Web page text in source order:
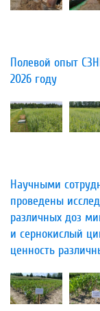
Полевой опыт
2026 году
Научными
проведены
различных доз
и сернокислый
ценность